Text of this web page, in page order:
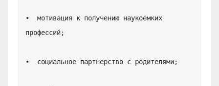
•  мотивация к получению наукоемких
профессий;
•  социальное партнерство с родителями;